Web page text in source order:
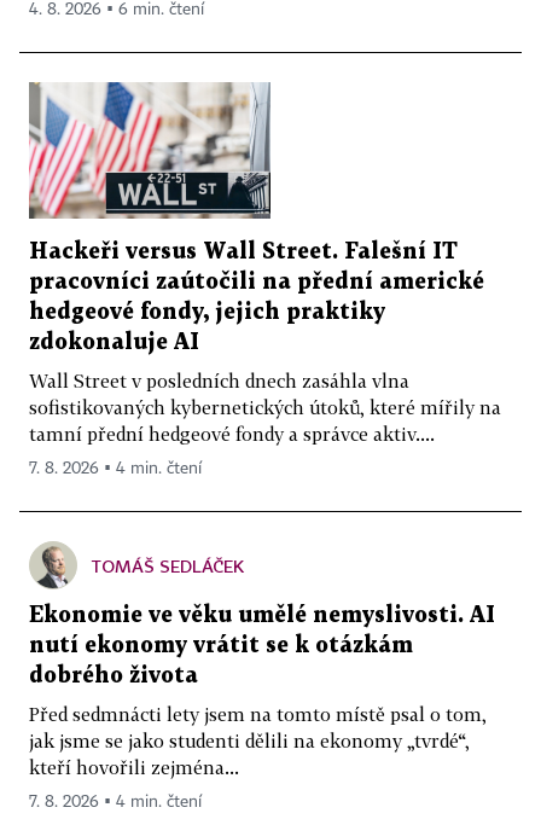
4. 8. 2026 ▪ 6 min. čtení
Hackeři versus Wall Street. Falešní IT
pracovníci zaútočili na přední americké
hedgeové fondy, jejich praktiky
zdokonaluje AI
Wall Street v posledních dnech zasáhla vlna
sofistikovaných kybernetických útoků, které mířily na
tamní přední hedgeové fondy a správce aktiv....
7. 8. 2026 ▪ 4 min. čtení
TOMÁŠ SEDLÁČEK
Ekonomie ve věku umělé nemyslivosti. AI
nutí ekonomy vrátit se k otázkám
dobrého života
Před sedmnácti lety jsem na tomto místě psal o tom,
jak jsme se jako studenti dělili na ekonomy „tvrdé“,
kteří hovořili zejména...
7. 8. 2026 ▪ 4 min. čtení